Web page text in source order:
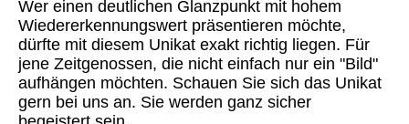
Wer einen deutlichen Glanzpunkt mit hohem
Wiedererkennungswert präsentieren möchte,
dürfte mit diesem Unikat exakt richtig liegen. Für
jene Zeitgenossen, die nicht einfach nur ein "Bild"
aufhängen möchten. Schauen Sie sich das Unikat
gern bei uns an. Sie werden ganz sicher